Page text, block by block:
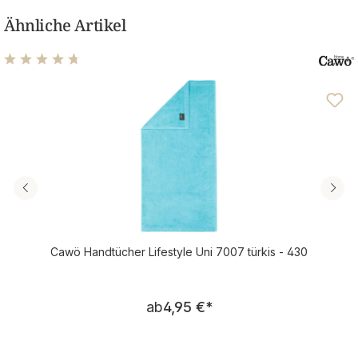
Ähnliche Artikel
Durchschnittliche Bewertung von 4.63 von 5 Sternen
Cawö Handtücher Lifestyle Uni 7007 türkis - 430
Regulärer Preis:
ab4,95 €*